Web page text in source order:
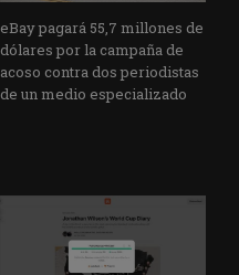
eBay pagará 55,7 millones de
dólares por la campaña de
acoso contra dos periodistas
de un medio especializado